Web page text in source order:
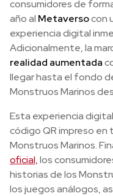
consumidores de
año al Metaversocon
experiencia digital
Adicionalmente, la
realidad aumentada
llegar hasta el fondo
Monstruos Marinos
Esta experiencia
código QR impreso en
Monstruos Marinos.
oficial,los
historias de los
los juegos análogos,